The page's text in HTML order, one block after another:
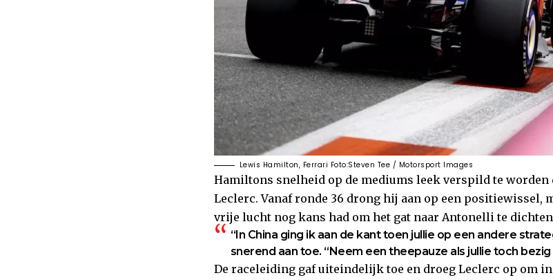
Lewis Hamilton, Ferrari Foto:Steven Tee / Motorsport Images
Hamiltons snelheid op de mediums leek verspild te worden
Leclerc. Vanaf ronde 36 drong hij aan op een positiewissel,
vrije lucht nog kans had om het gat naar Antonelli te
“In China ging ik aan de kant toen jullie op een andere
snerend aan toe. “Neem een theepauze als jullie toch bezig
De raceleiding gaf uiteindelijk toe en droeg Leclerc op om